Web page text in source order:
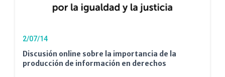
2/07/14
Discusión online sobre la importancia de la
producción de información en derechos